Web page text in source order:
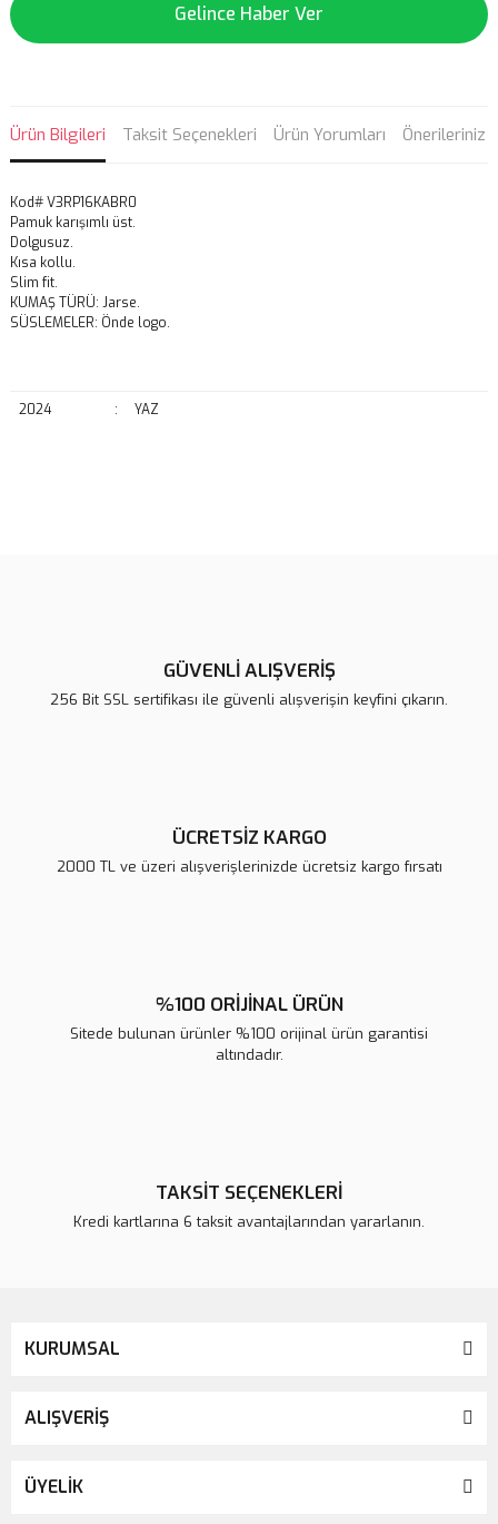
Gelince Haber Ver
Ürün Bilgileri Taksit Seçenekleri Ürün Yorumları Önerileriniz
Kod# V3RP16KABR0
Pamuk karışımlı üst.
Dolgusuz.
Kısa kollu.
Slim fit.
KUMAŞ TÜRÜ: Jarse.
SÜSLEMELER: Önde logo.
2024 : YAZ
Ürün açıklamasında eksik bilgiler bulunuyor.
GÜVENLİ ALIŞVERİŞ
256 Bit SSL sertifikası ile güvenli alışverişin keyfini çıkarın.
ÜCRETSİZ KARGO
2000 TL ve üzeri alışverişlerinizde ücretsiz kargo fırsatı
%100 ORİJİNAL ÜRÜN
Sitede bulunan ürünler %100 orijinal ürün garantisi
altındadır.
TAKSİT SEÇENEKLERİ
Kredi kartlarına 6 taksit avantajlarından yararlanın.
KURUMSAL
ALIŞVERİŞ
ÜYELİK